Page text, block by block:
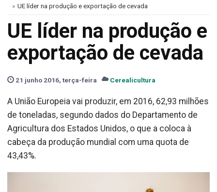
UE líder na produção e exportação de cevada
UE líder na produção e
exportação de cevada
21 junho 2016, terça-feira Cerealicultura
A União Europeia vai produzir, em 2016, 62,93 milhões
de toneladas, segundo dados do Departamento de
Agricultura dos Estados Unidos, o que a coloca à
cabeça da produção mundial com uma quota de
43,43%.